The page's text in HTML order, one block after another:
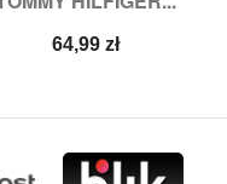
Cena
64,99 zł